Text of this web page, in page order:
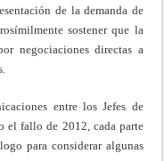
de la demanda de
sostener que la
negociaciones directas a
entre los Jefes de
el fallo de 2012, cada parte
para considerar algunas